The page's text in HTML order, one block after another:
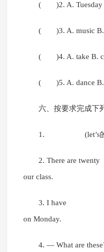
( )2. A. Tuesday
( )3. A. music B.
( )4. A. take B.
( )5. A. dance B.
六、按要求完成下
1. (let’s的完
2. There are
our class.
3. I have (a; an
on Monday.
4. — What are